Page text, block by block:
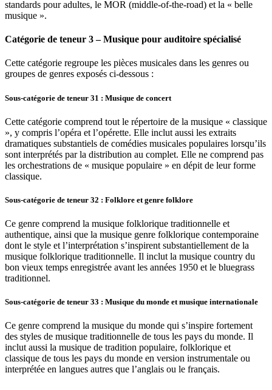
standards pour adultes, le MOR (middle-of-the-road) et la « belle
musique ».
Catégorie de teneur 3 – Musique pour auditoire spécialisé
Cette catégorie regroupe les pièces musicales dans les genres ou
groupes de genres exposés ci-dessous :
Sous-catégorie de teneur 31 : Musique de concert
Cette catégorie comprend tout le répertoire de la musique « classique
», y compris l’opéra et l’opérette. Elle inclut aussi les extraits
dramatiques substantiels de comédies musicales populaires lorsqu’ils
sont interprétés par la distribution au complet. Elle ne comprend pas
les orchestrations de « musique populaire » en dépit de leur forme
classique.
Sous-catégorie de teneur 32 : Folklore et genre folklore
Ce genre comprend la musique folklorique traditionnelle et
authentique, ainsi que la musique genre folklorique contemporaine
dont le style et l’interprétation s’inspirent substantiellement de la
musique folklorique traditionnelle. Il inclut la musique country du
bon vieux temps enregistrée avant les années 1950 et le bluegrass
traditionnel.
Sous-catégorie de teneur 33 : Musique du monde et musique internationale
Ce genre comprend la musique du monde qui s’inspire fortement
des styles de musique traditionnelle de tous les pays du monde. Il
inclut aussi la musique de tradition populaire, folklorique et
classique de tous les pays du monde en version instrumentale ou
interprétée en langues autres que l’anglais ou le français.